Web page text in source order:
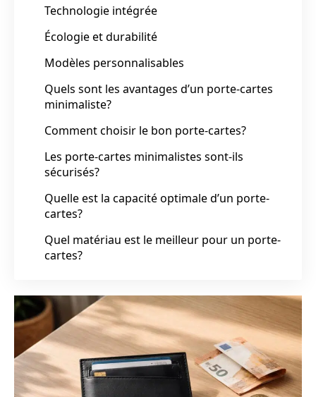
Technologie intégrée
Écologie et durabilité
Modèles personnalisables
Quels sont les avantages d’un porte-cartes
minimaliste?
Comment choisir le bon porte-cartes?
Les porte-cartes minimalistes sont-ils
sécurisés?
Quelle est la capacité optimale d’un porte-
cartes?
Quel matériau est le meilleur pour un porte-
cartes?